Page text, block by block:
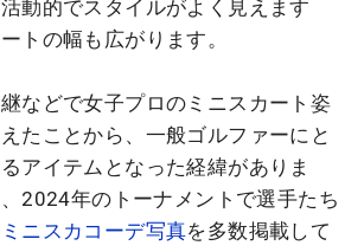
動的でスタイルがよく見えます
トの幅も広がります。
などで女子プロのミニスカート姿
たことから、一般ゴルファーにと
アイテムとなった経緯がありま
2024年のトーナメントで選手たち
ミニスカコーデ写真を多数掲載して